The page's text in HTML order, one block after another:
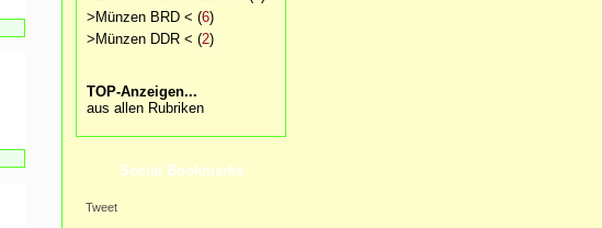
>Münzen BRD < (6)
>Münzen DDR < (2)
TOP-Anzeigen...
aus allen Rubriken
Social Bookmarks
Tweet